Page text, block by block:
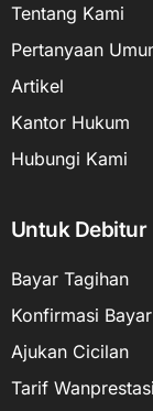
Tentang Kami
Pertanyaan
Artikel
Kantor Hukum
Hubungi Kami
Untuk Debitur
Bayar Tagihan
Konfirmasi Bayar
Ajukan Cicilan
Tarif Wanprestasi